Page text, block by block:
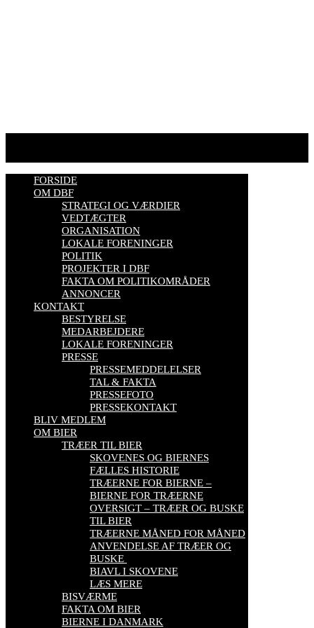
FORSIDE
OM DBF
STRATEGI OG VÆRDIER
VEDTÆGTER
ORGANISATION
LOKALE FORENINGER
POLITIK
PROJEKTER I DBF
FAKTA OM POLITIKOMRÅDER
ANNONCER
KONTAKT
BESTYRELSE
MEDARBEJDERE
LOKALE FORENINGER
PRESSE
PRESSEMEDDELELSER
TAL & FAKTA
PRESSEFOTO
PRESSEKONTAKT
BLIV MEDLEM
OM BIER
TRÆER TIL BIER
SKOVENES OG BIERNES
FÆLLES HISTORIE
TRÆERNE FOR BIERNE –
BIERNE FOR TRÆERNE
OVERSIGT – TRÆER OG BUSKE
TIL BIER
TRÆERNE MÅNED FOR MÅNED
ANVENDELSE AF TRÆER OG
BUSKE
BIAVL I SKOVENE
LÆS MERE
BISVÆRME
FAKTA OM BIER
BIERNE I DANMARK